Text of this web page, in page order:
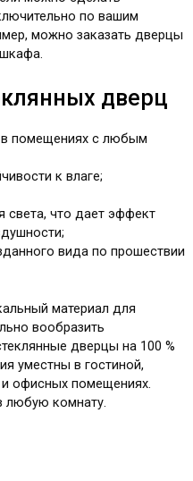
по вашим
можно заказать дверцы
дверц
помещениях с любым
к влаге;
света, что дает эффект
вида по прошествии
материал для
вообразить
дверцы на 100 %
уместны в гостиной,
и офисных помещениях.
любую комнату.